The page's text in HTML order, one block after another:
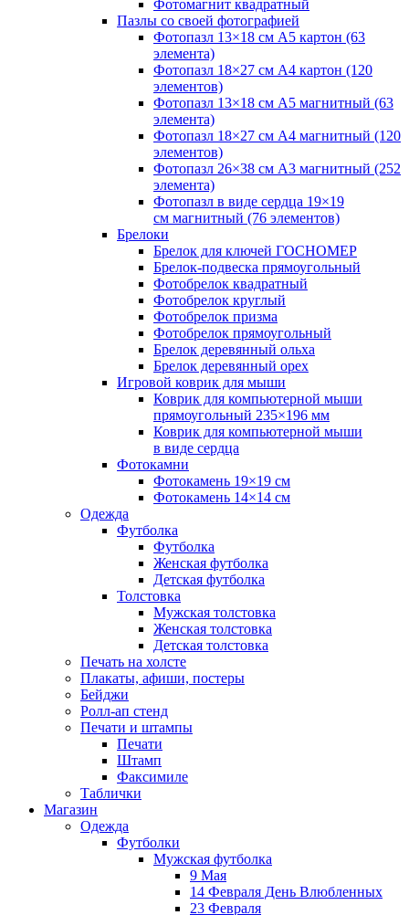
Фотомагнит квадратный
Пазлы со своей фотографией
Фотопазл 13×18 см А5 картон (63
элемента)
Фотопазл 18×27 см А4 картон (120
элементов)
Фотопазл 13×18 см А5 магнитный (63
элемента)
Фотопазл 18×27 см А4 магнитный (120
элементов)
Фотопазл 26×38 см А3 магнитный (252
элемента)
Фотопазл в виде сердца 19×19
см магнитный (76 элементов)
Брелоки
Брелок для ключей ГОСНОМЕР
Брелок-подвеска прямоугольный
Фотобрелок квадратный
Фотобрелок круглый
Фотобрелок призма
Фотобрелок прямоугольный
Брелок деревянный ольха
Брелок деревянный орех
Игровой коврик для мыши
Коврик для компьютерной мыши
прямоугольный 235×196 мм
Коврик для компьютерной мыши
в виде сердца
Фотокамни
Фотокамень 19×19 см
Фотокамень 14×14 см
Одежда
Футболка
Футболка
Женская футболка
Детская футболка
Толстовка
Мужская толстовка
Женская толстовка
Детская толстовка
Печать на холсте
Плакаты, афиши, постеры
Бейджи
Ролл-ап стенд
Печати и штампы
Печати
Штамп
Факсимиле
Таблички
Магазин
Одежда
Футболки
Мужская футболка
9 Мая
14 Февраля День Влюбленных
23 Февраля